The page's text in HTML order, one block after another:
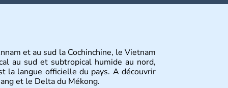
et au sud la Cochinchine, le Vietnam
au sud et subtropical humide au nord,
la langue officielle du pays. A découvrir
et le Delta du Mékong.